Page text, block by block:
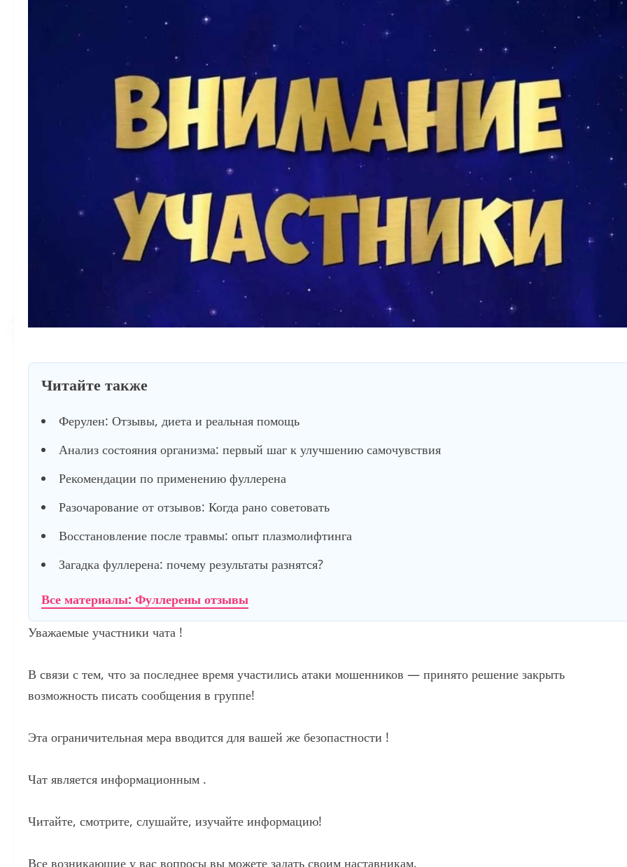
Читайте также
Ферулен: Отзывы, диета и реальная помощь
Анализ состояния организма: первый шаг к улучшению самочувствия
Рекомендации по применению фуллерена
Разочарование от отзывов: Когда рано советовать
Восстановление после травмы: опыт плазмолифтинга
Загадка фуллерена: почему результаты разнятся?
Все материалы: Фуллерены отзывы
Уважаемые участники чата !
В связи с тем, что за последнее время участились атаки мошенников — принято решение закрыть
возможность писать сообщения в группе!
Эта ограничительная мера вводится для вашей же безопастности !
Чат является информационным .
Читайте, смотрите, слушайте, изучайте информацию!
Все возникающие у вас вопросы вы можете задать своим наставникам.